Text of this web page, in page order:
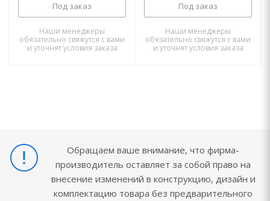
Под заказ
Наши менеджеры
обязательно свяжутся с вами
и уточнят условия заказа
Под заказ
Наши менеджеры
обязательно свяжутся с вами
и уточнят условия заказа
Обращаем ваше внимание, что фирма-
производитель оставляет за собой право на
внесение изменений в конструкцию, дизайн и
комплектацию товара без предварительного